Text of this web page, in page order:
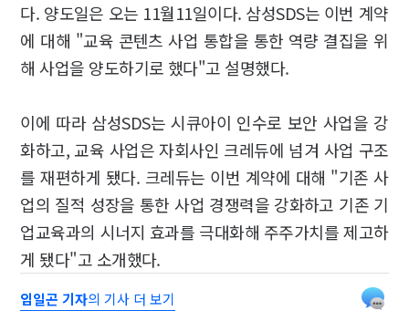
다. 양도일은 오는 11월11일이다. 삼성SDS는 이번 계약
에 대해 "교육 콘텐츠 사업 통합을 통한 역량 결집을 위
해 사업을 양도하기로 했다"고 설명했다.
이에 따라 삼성SDS는 시큐아이 인수로 보안 사업을 강
화하고, 교육 사업은 자회사인 크레듀에 넘겨 사업 구조
를 재편하게 됐다. 크레듀는 이번 계약에 대해 "기존 사
업의 질적 성장을 통한 사업 경쟁력을 강화하고 기존 기
업교육과의 시너지 효과를 극대화해 주주가치를 제고하
게 됐다"고 소개했다.
임일곤 기자의 기사 더 보기